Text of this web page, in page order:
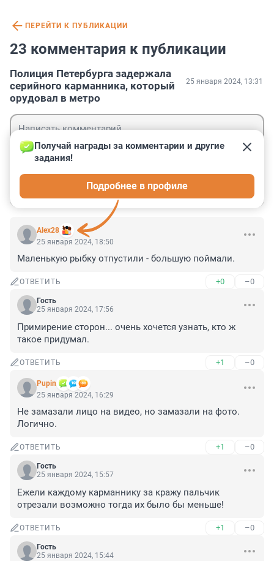
ПЕРЕЙТИ К ПУБЛИКАЦИИ
23 комментария к публикации
Полиция Петербурга задержала
серийного карманника, который
орудовал в метро
25 января 2024, 13:31
Alex28
Получай награды за комментарии и другие
задания!
Подробнее в профиле
25 января 2024, 18:50
Маленькую рыбку отпустили - большую поймали.
ОТВЕТИТЬ +0 –0
Гость
25 января 2024, 17:56
Примирение сторон... очень хочется узнать, кто ж
такое придумал.
ОТВЕТИТЬ +1 –0
Pupin
25 января 2024, 16:29
Не замазали лицо на видео, но замазали на фото.
Логично.
ОТВЕТИТЬ +1 –0
Гость
25 января 2024, 15:57
Ежели каждому карманнику за кражу пальчик
отрезали возможно тогда их было бы меньше!
ОТВЕТИТЬ +1 –0
Гость
25 января 2024, 15:44